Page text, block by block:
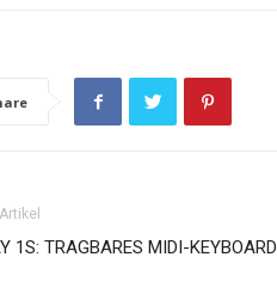
1S: TRAGBARES MIDI-KEYBOARD